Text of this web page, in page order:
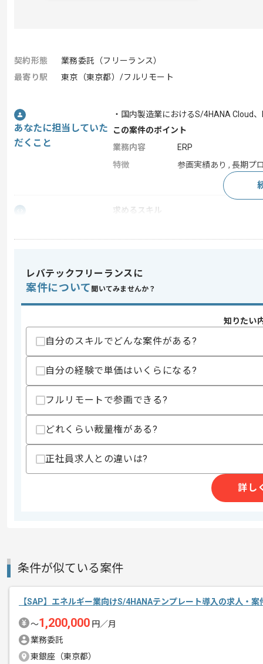
契約形態
業務委託（フリーランス）
最寄り駅
東京（東京都）/フルリモート
あなたに担当していた
だくこと
・国内製造業におけるS/4HANA Cloud
この案件のポイント
業務内容
ERP
特徴
参画実績あり , 長期プ
求めるスキル
・顧客の業務ヒアリング後SAP標準機
精算・お支払い
精算条件
有
精算基準時間
140時間〜180時間
支払いサイト
15日
その他募集要項
商談回数
複数案件を保有している企業ですので、
新しいアイディアや技術を積極的に導入
レバテックフリーランスに
案件について 聞いてみませんか？
知りたい
自分のスキルでどんな案件がある?
自分の経験で単価はいくらになる?
フルリモートで参画できる?
どれくらい裁量権がある?
正社員求人との違いは?
詳し
条件が似ている案件
【SAP】エネルギー業向けS/4HANAテンプレート導入の求人・案
〜1,200,000 円／月
業務委託
東銀座（東京都）